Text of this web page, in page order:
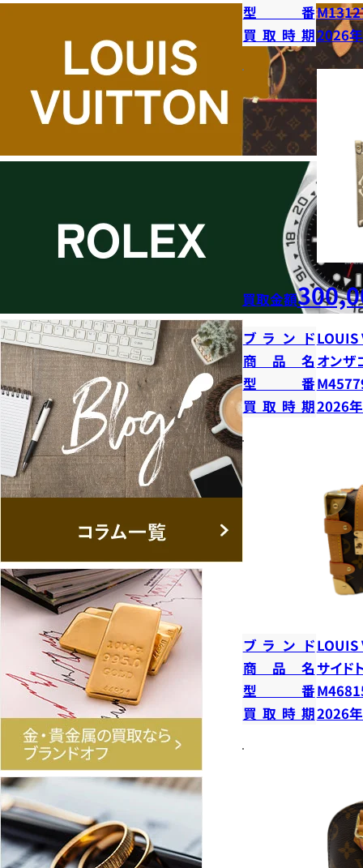
型番
買取時期2026
買取金額
ブランドLOUIS
商品名 オンザ
型番
買取時期2026
ブランドLOUIS
商品名 サイド
型番
買取時期2026